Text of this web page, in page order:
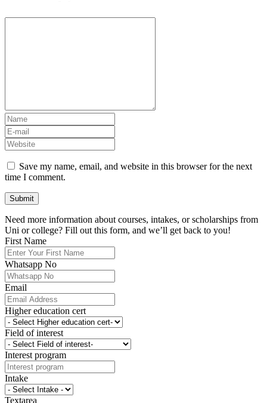
Save my name, email, and website in this browser for the next
time I comment.
Need more information about courses, intakes, or scholarships from
Uni or college? Fill out this form, and we’ll get back to you!
First Name
Whatsapp No
Email
Higher education cert
Field of interest
Interest program
Intake
Textarea